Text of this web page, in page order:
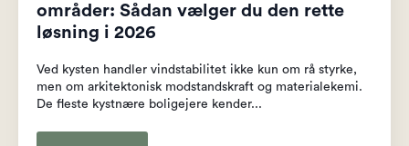
områder: Sådan vælger du den rette
løsning i 2026
Ved kysten handler vindstabilitet ikke kun om rå styrke,
men om arkitektonisk modstandskraft og materialekemi.
De fleste kystnære boligejere kender...